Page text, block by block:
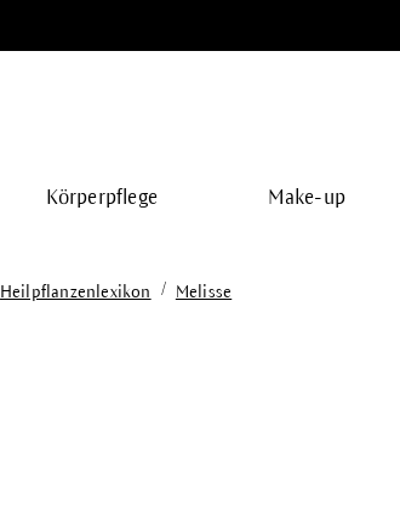
Körperpflege Make-up
Heilpflanzenlexikon / Melisse